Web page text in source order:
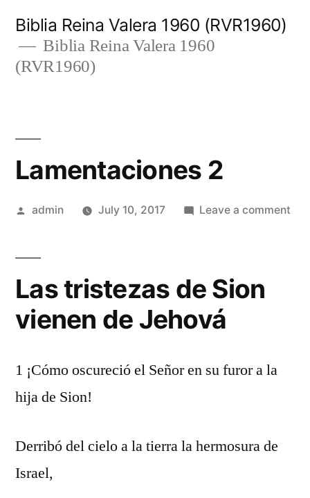
content
Biblia Reina Valera 1960 (RVR1960)
Biblia Reina Valera 1960
(RVR1960)
Lamentaciones 2
Posted
admin July 10, 2017 Leave a comment
Las tristezas de Sion
vienen de Jehová
1 ¡Cómo oscureció el Señor en su furor a la
hija de Sion!
Derribó del cielo a la tierra la hermosura de
Israel,